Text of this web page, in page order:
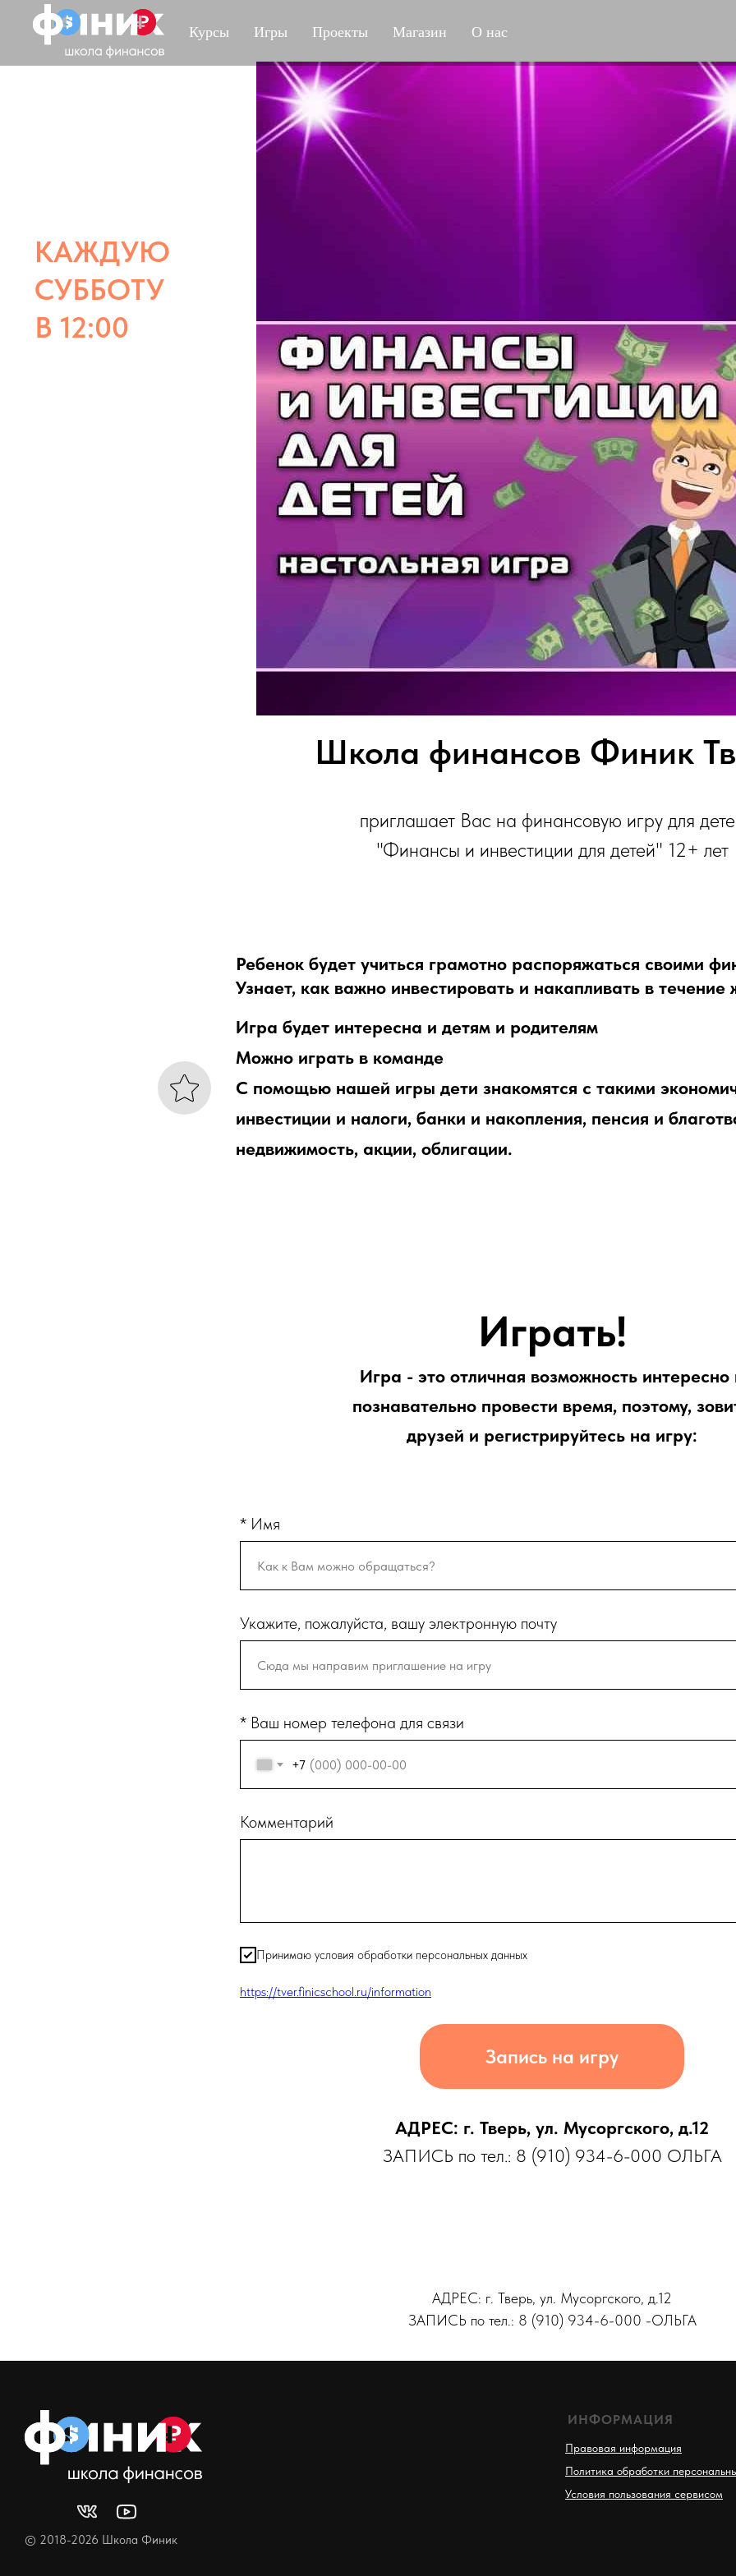
Курсы Игры Проекты Магазин О нас
КАЖДУЮ
СУББОТУ
В 12:00
Школа финансов Финик
приглашает Вас на финансовую игру для
"Финансы и инвестиции для детей" 12+ лет
Ребенок будет учиться грамотно распоряжаться своими
Узнает, как важно инвестировать и накапливать в течение
Игра будет интересна и детям и родителям
Можно играть в команде
С помощью нашей игры дети знакомятся с такими
инвестиции и налоги, банки и накопления, пенсия и
недвижимость, акции, облигации.
Играть!
Игра - это отличная возможность интересно
познавательно провести время, поэтому,
друзей и регистрируйтесь на игру:
* Имя
Укажите, пожалуйста, вашу электронную почту
* Ваш номер телефона для связи
+7
Комментарий
Принимаю условия обработки персональных данных
https://tver.finicschool.ru/information
Запись на игру
АДРЕС: г. Тверь, ул. Мусоргского, д.12
ЗАПИСЬ по тел.: 8 (910) 934-6-000 ОЛЬГА
АДРЕС: г. Тверь, ул. Мусоргского, д.12
ЗАПИСЬ по тел.: 8 (910) 934-6-000 -ОЛЬГА
ИНФОРМАЦИЯ
Правовая информация
Политика обработки
Условия пользования сервисом
© 2018-2026 Школа Финик